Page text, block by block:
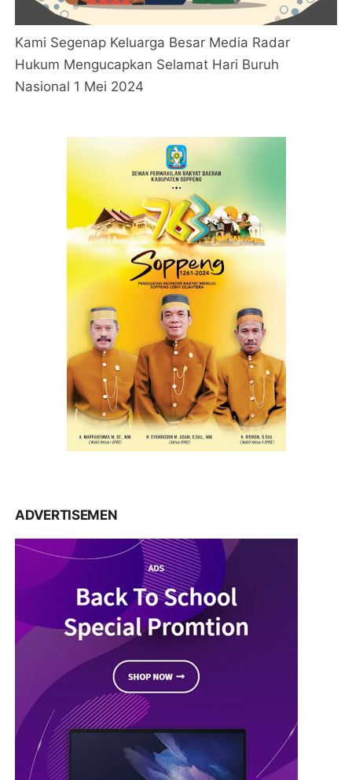
Kami Segenap Keluarga Besar Media Radar
Hukum Mengucapkan Selamat Hari Buruh
Nasional 1 Mei 2024
ADVERTISEMEN